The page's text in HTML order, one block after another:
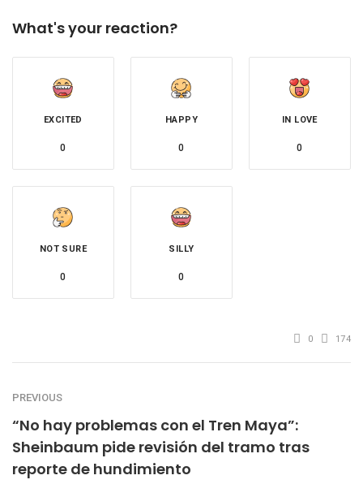
What's your reaction?
EXCITED
0
HAPPY
0
IN LOVE
0
NOT SURE
0
SILLY
0
0 174
PREVIOUS
“No hay problemas con el Tren Maya”:
Sheinbaum pide revisión del tramo tras
reporte de hundimiento